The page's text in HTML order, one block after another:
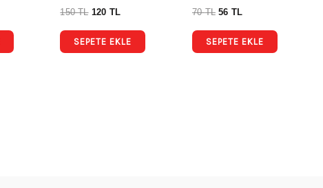
150TL 120 TL
SEPETE EKLE
70TL 56 TL
SEPETE EKLE